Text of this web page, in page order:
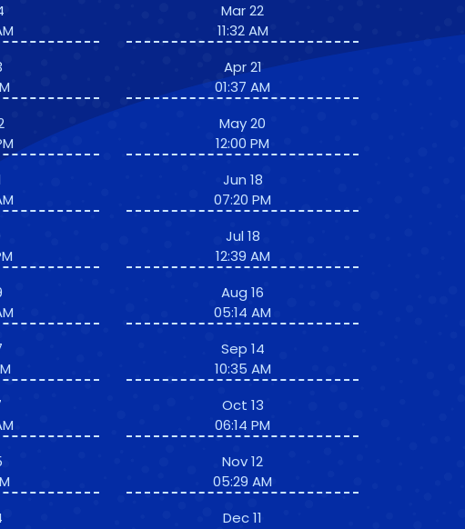
Mar 22
11:32 AM
Apr 21
01:37 AM
May 20
12:00 PM
Jun 18
07:20 PM
Jul 18
12:39 AM
Aug 16
05:14 AM
Sep 14
10:35 AM
Oct 13
06:14 PM
Nov 12
05:29 AM
Dec 11